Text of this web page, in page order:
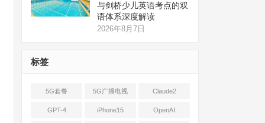
与剑桥少儿英语考点的双
语体系深度解读
2026年8月7日
标签
5G套餐 5G广播电视 Claude2
GPT-4 iPhone15 OpenAI